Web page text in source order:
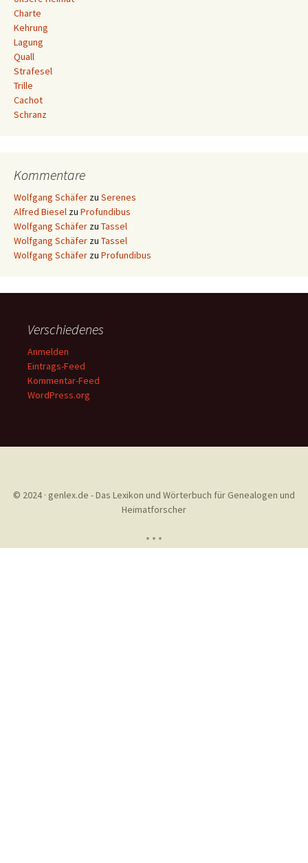
Charte
Kehrung
Lagung
Quall
Strafesel
Trille
Cachot
Schranz
Kommentare
Wolfgang Schäfer zu Serenes
Alfred Biesel zu Profundibus
Wolfgang Schäfer zu Tassel
Wolfgang Schäfer zu Tassel
Wolfgang Schäfer zu Profundibus
Verschiedenes
Anmelden
Eintrags-Feed
Kommentar-Feed
WordPress.org
© 2024 · genlex.de - Das Lexikon und Wörterbuch für Genealogen und
Heimatforscher
* * *